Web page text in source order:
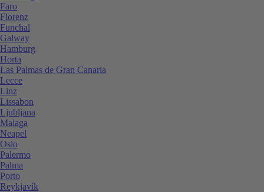
Faro
Florenz
Funchal
Galway
Hamburg
Horta
Las Palmas de Gran Canaria
Lecce
Linz
Lissabon
Ljubljana
Malaga
Neapel
Oslo
Palermo
Palma
Porto
Reykjavík